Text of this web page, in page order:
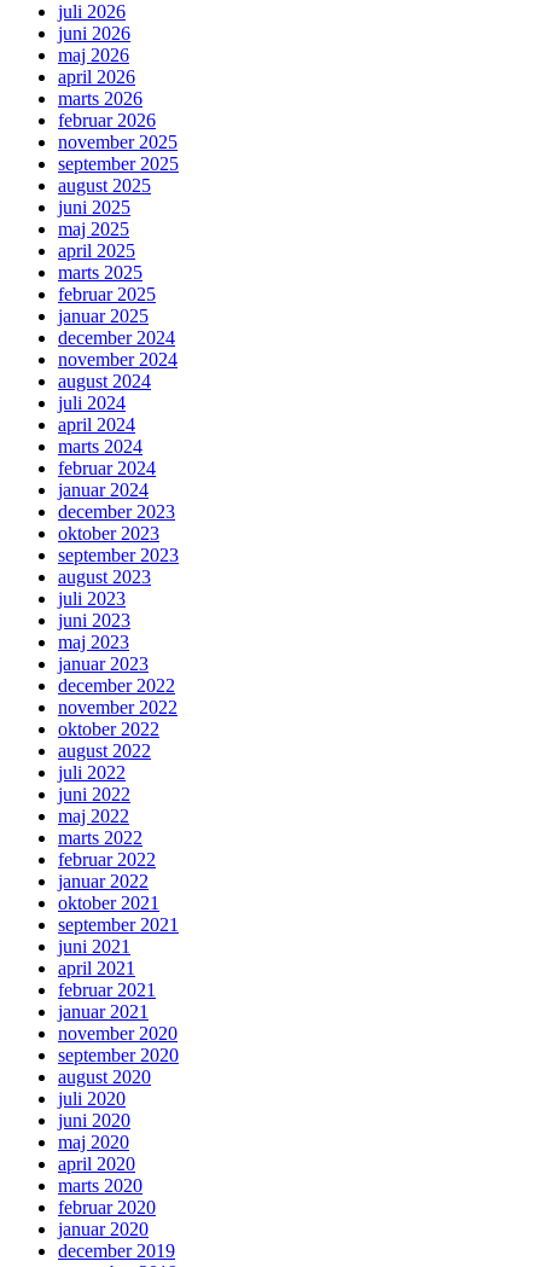
juli 2026
juni 2026
maj 2026
april 2026
marts 2026
februar 2026
november 2025
september 2025
august 2025
juni 2025
maj 2025
april 2025
marts 2025
februar 2025
januar 2025
december 2024
november 2024
august 2024
juli 2024
april 2024
marts 2024
februar 2024
januar 2024
december 2023
oktober 2023
september 2023
august 2023
juli 2023
juni 2023
maj 2023
januar 2023
december 2022
november 2022
oktober 2022
august 2022
juli 2022
juni 2022
maj 2022
marts 2022
februar 2022
januar 2022
oktober 2021
september 2021
juni 2021
april 2021
februar 2021
januar 2021
november 2020
september 2020
august 2020
juli 2020
juni 2020
maj 2020
april 2020
marts 2020
februar 2020
januar 2020
december 2019